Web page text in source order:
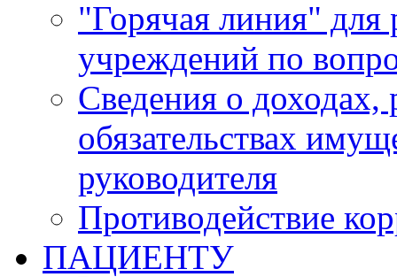
"Горячая линия"
учреждений по
Сведения о доходах,
обязательствах
руководителя
Противодействие
ПАЦИЕНТУ